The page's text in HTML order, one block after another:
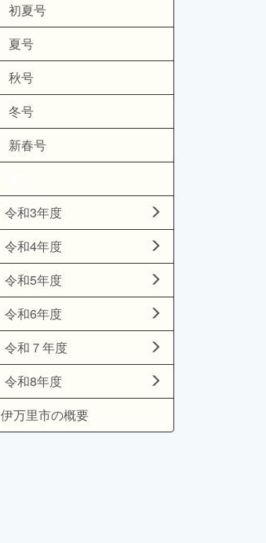
初夏号
夏号
秋号
冬号
新春号
令和3年度
令和4年度
令和5年度
令和6年度
令和７年度
令和8年度
伊万里市の概要